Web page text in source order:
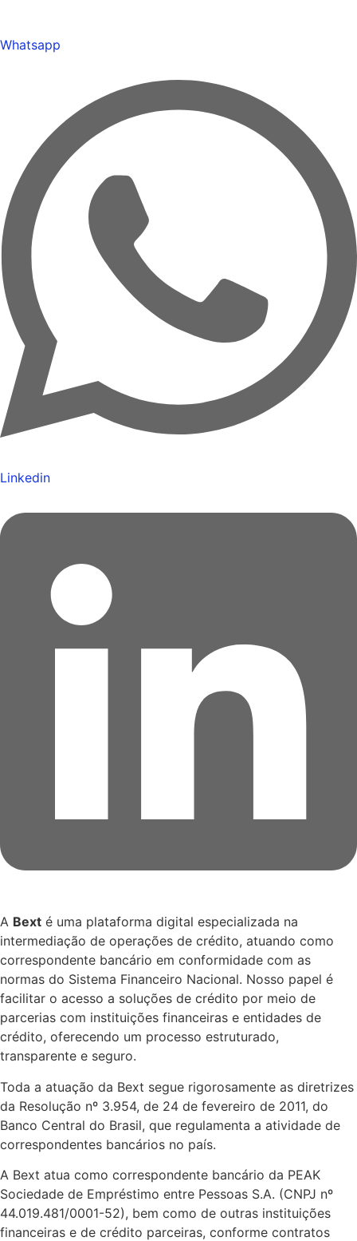
Whatsapp
Linkedin
A Bext é uma plataforma digital especializada na
intermediação de operações de crédito, atuando como
correspondente bancário em conformidade com as
normas do Sistema Financeiro Nacional. Nosso papel é
facilitar o acesso a soluções de crédito por meio de
parcerias com instituições financeiras e entidades de
crédito, oferecendo um processo estruturado,
transparente e seguro.
Toda a atuação da Bext segue rigorosamente as diretrizes
da Resolução nº 3.954, de 24 de fevereiro de 2011, do
Banco Central do Brasil, que regulamenta a atividade de
correspondentes bancários no país.
A Bext atua como correspondente bancário da PEAK
Sociedade de Empréstimo entre Pessoas S.A. (CNPJ nº
44.019.481/0001-52), bem como de outras instituições
financeiras e de crédito parceiras, conforme contratos